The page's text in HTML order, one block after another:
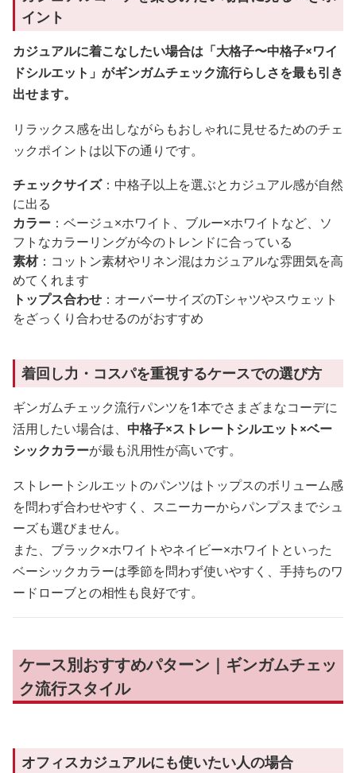
イント
カジュアルに着こなしたい場合は「大格子〜中格子×ワイ
ドシルエット」がギンガムチェック流行らしさを最も引き
出せます。
リラックス感を出しながらもおしゃれに見せるためのチェ
ックポイントは以下の通りです。
チェックサイズ：中格子以上を選ぶとカジュアル感が自然
に出る
カラー ：ベージュ×ホワイト、ブルー×ホワイトなど、ソ
フトなカラーリングが今のトレンドに合っている
素材：コットン素材やリネン混はカジュアルな雰囲気を高
めてくれます
トップス合わせ ：オーバーサイズのTシャツやスウェット
をざっくり合わせるのがおすすめ
着回し力・コスパを重視するケースでの選び方
ギンガムチェック流行パンツを1本でさまざまなコーデに
活用したい場合は、 中格子×ストレートシルエット×ベー
シックカラーが最も汎用性が高いです。
ストレートシルエットのパンツはトップスのボリューム感
を問わず合わせやすく、スニーカーからパンプスまでシュ
ーズも選びません。
また、ブラック×ホワイトやネイビー×ホワイトといった
ベーシックカラーは季節を問わず使いやすく、手持ちのワ
ードローブとの相性も良好です。
ケース別おすすめパターン｜ギンガムチェッ
ク流行スタイル
オフィスカジュアルにも使いたい人の場合